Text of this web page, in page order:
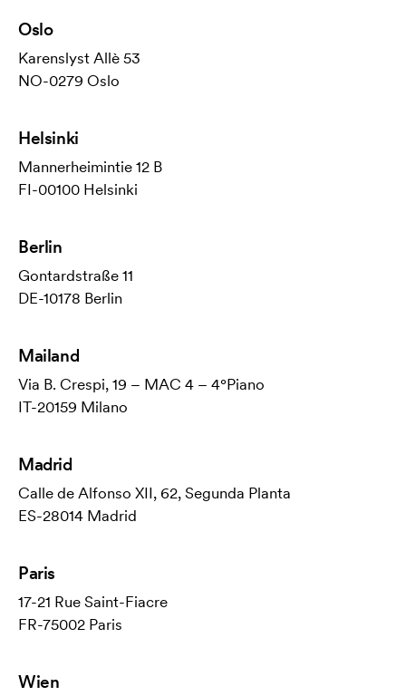
Oslo
Karenslyst Allè 53
NO-0279 Oslo
Helsinki
Mannerheimintie 12 B
FI-00100 Helsinki
Berlin
Gontardstraße 11
DE-10178 Berlin
Mailand
Via B. Crespi, 19 – MAC 4 – 4°Piano
IT-20159 Milano
Madrid
Calle de Alfonso XII, 62, Segunda Planta
ES-28014 Madrid
Paris
17-21 Rue Saint-Fiacre
FR-75002 Paris
Wien